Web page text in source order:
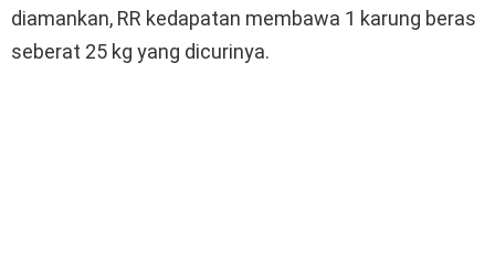
diamankan, RR kedapatan membawa 1 karung beras
seberat 25 kg yang dicurinya.